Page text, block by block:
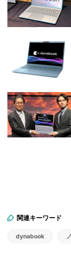
関連キーワード
dynabook